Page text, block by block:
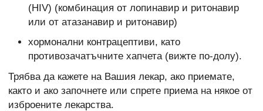
(HIV) (комбинация от лопинавир и ритонавир
или от атазанавир и ритонавир)
хормонални контрацептиви, като
противозачатъчните хапчета (вижте по-долу).
Трябва да кажете на Вашия лекар, ако приемате,
както и ако започнете или спрете приема на някое от
изброените лекарства.